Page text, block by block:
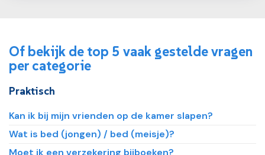
Of bekijk de top 5 vaak gestelde vragen
per categorie
Praktisch
Kan ik bij mijn vrienden op de kamer slapen?
Wat is bed (jongen) / bed (meisje)?
Moet ik een verzekering bijboeken?